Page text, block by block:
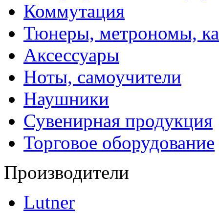
Коммутация
Тюнеры, метрономы,
Аксессуары
Ноты, самоучители
Наушники
Сувенирная продукция
Торговое оборудование
Производители
Lutner